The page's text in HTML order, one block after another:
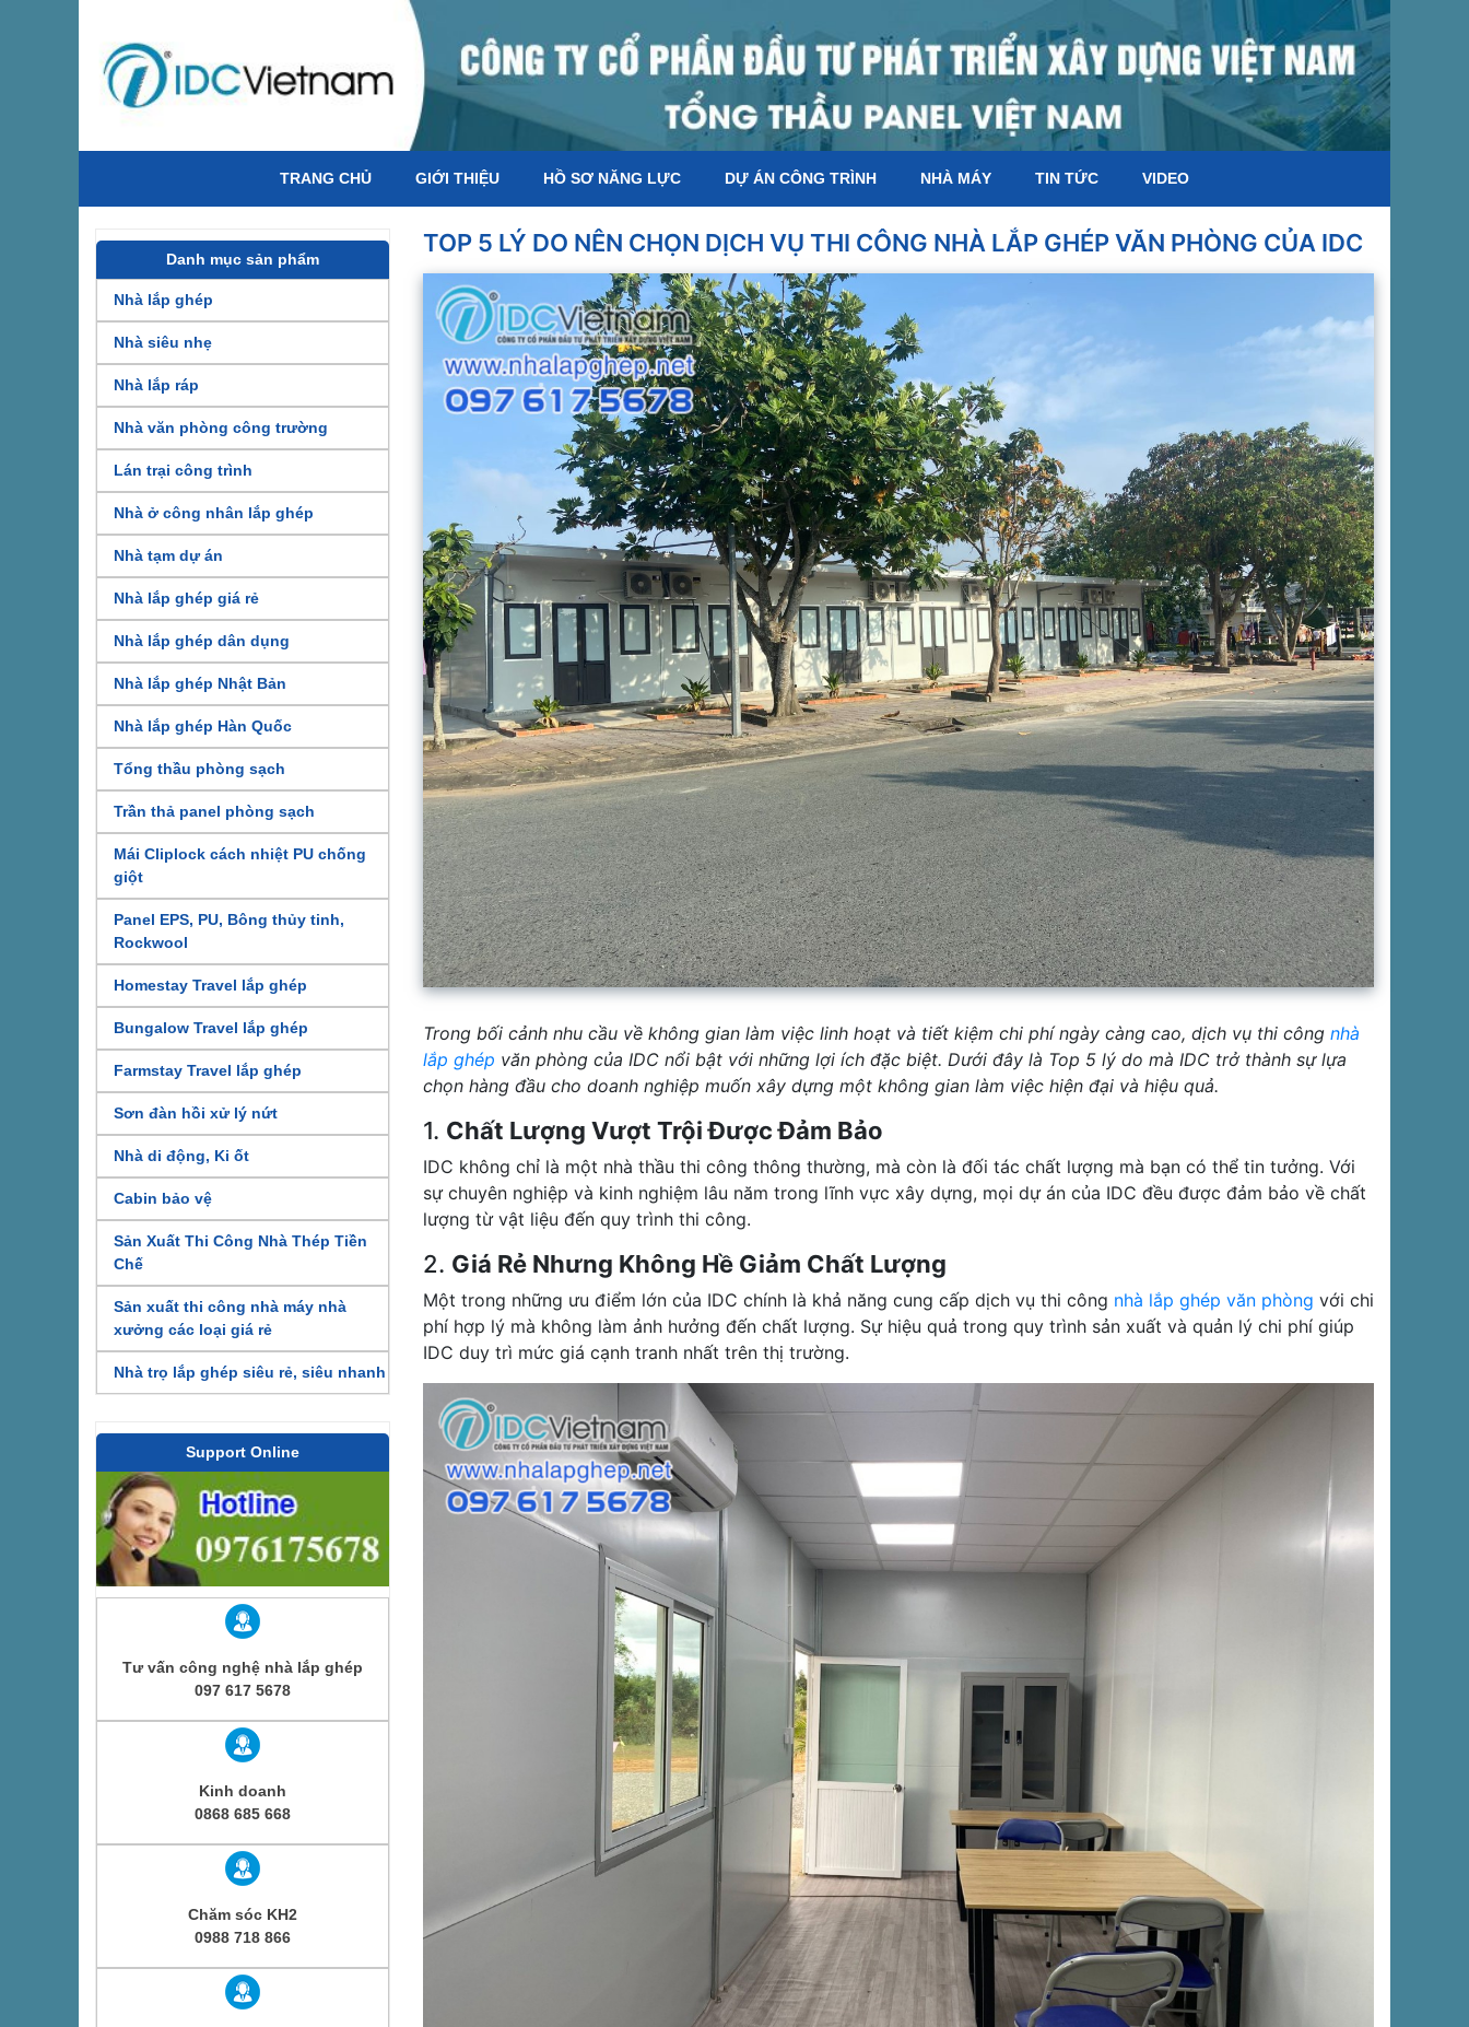
TRANG CHỦ GIỚI THIỆU HỒ SƠ NĂNG LỰC DỰ ÁN CÔNG TRÌNH NHÀ MÁY TIN TỨC VIDEO
Danh mục sản phẩm
Nhà lắp ghép
Nhà siêu nhẹ
Nhà lắp ráp
Nhà văn phòng công trường
Lán trại công trình
Nhà ở công nhân lắp ghép
Nhà tạm dự án
Nhà lắp ghép giá rẻ
Nhà lắp ghép dân dụng
Nhà lắp ghép Nhật Bản
Nhà lắp ghép Hàn Quốc
Tổng thầu phòng sạch
Trần thả panel phòng sạch
Mái Cliplock cách nhiệt PU chống
giột
Panel EPS, PU, Bông thủy tinh,
Rockwool
Homestay Travel lắp ghép
Bungalow Travel lắp ghép
Farmstay Travel lắp ghép
Sơn đàn hồi xử lý nứt
Nhà di động, Ki ốt
Cabin bảo vệ
Sản Xuất Thi Công Nhà Thép Tiền
Chế
Sản xuất thi công nhà máy nhà
xưởng các loại giá rẻ
Nhà trọ lắp ghép siêu rẻ, siêu nhanh
Support Online
Tư vấn công nghệ nhà lắp ghép
097 617 5678
Kinh doanh
0868 685 668
Chăm sóc KH2
0988 718 866
TOP 5 LÝ DO NÊN CHỌN DỊCH VỤ THI CÔNG NHÀ LẮP GHÉP VĂN PHÒNG CỦA IDC
Trong bối cảnh nhu cầu về không gian làm việc linh hoạt và tiết kiệm chi phí ngày càng cao, dịch vụ thi công nhà
lắp ghép văn phòng của IDC nổi bật với những lợi ích đặc biệt. Dưới đây là Top 5 lý do mà IDC trở thành sự lựa
chọn hàng đầu cho doanh nghiệp muốn xây dựng một không gian làm việc hiện đại và hiệu quả.
1. Chất Lượng Vượt Trội Được Đảm Bảo
IDC không chỉ là một nhà thầu thi công thông thường, mà còn là đối tác chất lượng mà bạn có thể tin tưởng. Với
sự chuyên nghiệp và kinh nghiệm lâu năm trong lĩnh vực xây dựng, mọi dự án của IDC đều được đảm bảo về chất
lượng từ vật liệu đến quy trình thi công.
2. Giá Rẻ Nhưng Không Hề Giảm Chất Lượng
Một trong những ưu điểm lớn của IDC chính là khả năng cung cấp dịch vụ thi công nhà lắp ghép văn phòng với chi
phí hợp lý mà không làm ảnh hưởng đến chất lượng. Sự hiệu quả trong quy trình sản xuất và quản lý chi phí giúp
IDC duy trì mức giá cạnh tranh nhất trên thị trường.